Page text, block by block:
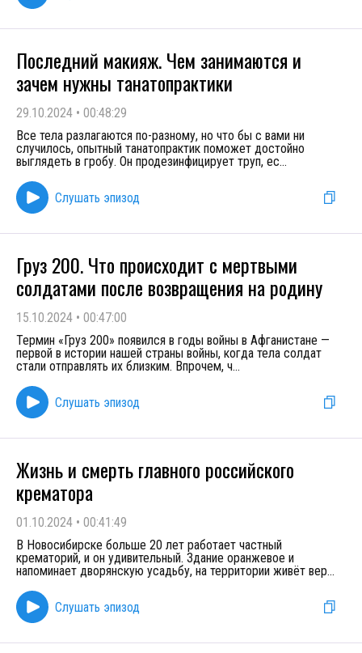
Последний макияж. Чем занимаются и
зачем нужны танатопрактики
29.10.2024 • 00:48:29
Все тела разлагаются по-разному, но что бы с вами ни
случилось, опытный танатопрактик поможет достойно
выглядеть в гробу. Он продезинфицирует труп, ес...
Слушать эпизод
Груз 200. Что происходит с мертвыми
солдатами после возвращения на родину
15.10.2024 • 00:47:00
Термин «Груз 200» появился в годы войны в Афганистане —
первой в истории нашей страны войны, когда тела солдат
стали отправлять их близким. Впрочем, ч...
Слушать эпизод
Жизнь и смерть главного российского
крематора
01.10.2024 • 00:41:49
В Новосибирске больше 20 лет работает частный
крематорий, и он удивительный. Здание оранжевое и
напоминает дворянскую усадьбу, на территории живёт вер...
Слушать эпизод